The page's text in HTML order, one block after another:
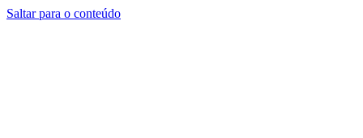
Saltar para o conteúdo